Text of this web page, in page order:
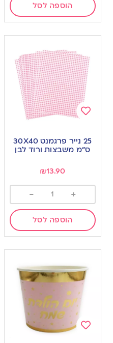
הוספה לסל
to
wishlist
25 נייר פרגמנט 30X40
ס”מ משבצות ורוד לבן
₪13.90
+
-
הוספה לסל